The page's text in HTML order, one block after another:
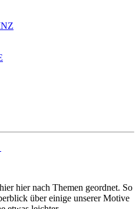
hier nach Themen geordnet. So
über einige unserer Motive